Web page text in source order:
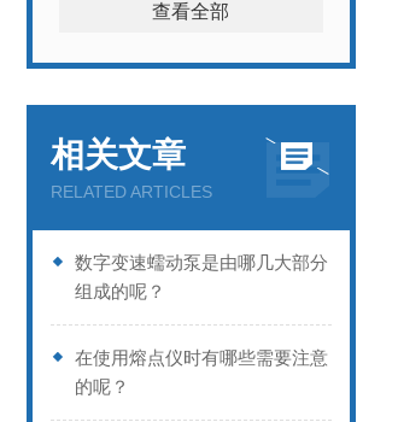
查看全部
相关文章
RELATED ARTICLES
数字变速蠕动泵是由哪几大部分
组成的呢？
在使用熔点仪时有哪些需要注意
的呢？